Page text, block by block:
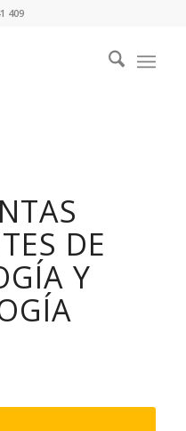
409
DE
Y